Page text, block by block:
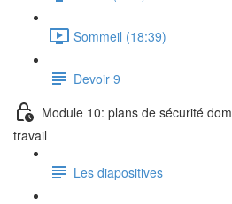
Sommeil (18:39)
Devoir 9
Module 10: plans de sécurité
travail
Les diapositives